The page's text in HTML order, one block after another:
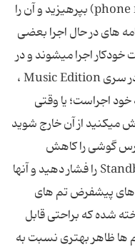
نرم افزار روی حافظه گوشی (phone memory) بپرهیزید و آن را
های در حال اجرا بعضی
اجرا میشوند و در
پشت صحنه شروع به کار میکنند مثلا در سری Music Edition ،
اجراست؛ یا وقتی
میکنید از آن خارج شوید
گوشی را کاهش
میدهد. بهترین کار اینست که دکمه Standby را فشار دهید و آنها
های پیشفرض تم های
شده که براحتی قابل
ها ظاهر بهتری نسبت به